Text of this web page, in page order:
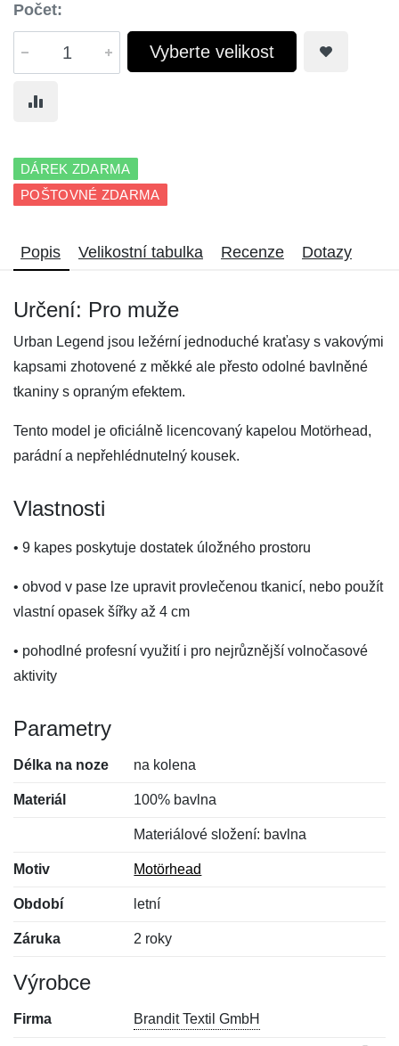
Počet:
Vyberte velikost
DÁREK ZDARMA
POŠTOVNÉ ZDARMA
Popis Velikostní tabulka Recenze Dotazy
Určení: Pro muže
Urban Legend jsou ležérní jednoduché kraťasy s vakovými
kapsami zhotovené z měkké ale přesto odolné bavlněné
tkaniny s opraným efektem.
Tento model je oficiálně licencovaný kapelou Motörhead,
parádní a nepřehlédnutelný kousek.
Vlastnosti
• 9 kapes poskytuje dostatek úložného prostoru
• obvod v pase lze upravit provlečenou tkanicí, nebo použít
vlastní opasek šířky až 4 cm
• pohodlné profesní využití i pro nejrůznější volnočasové
aktivity
Parametry
Délka na noze na kolena
Materiál 100% bavlna
Materiálové složení: bavlna
Motiv Motörhead
Období letní
Záruka 2 roky
Výrobce
Firma Brandit Textil GmbH